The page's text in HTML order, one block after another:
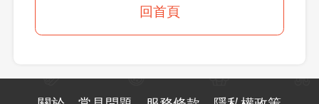
回首頁
登出